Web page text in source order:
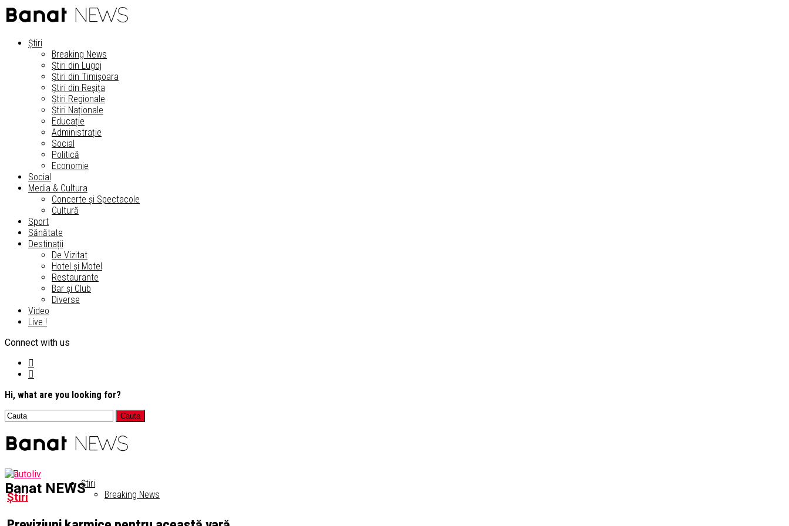
Știri
Breaking News
Știri din Lugoj
Știri din Timișoara
Știri din Reșița
Știri Regionale
Știri Naționale
Educație
Administrație
Social
Politică
Economie
Social
Media & Cultura
Concerte și Spectacole
Cultură
Sport
Sănătate
Destinații
De Vizitat
Hotel și Motel
Restaurante
Bar și Club
Diverse
Video
Live !
Connect with us
Hi, what are you looking for?
Banat NEWSȘtiri
Breaking News
Știri